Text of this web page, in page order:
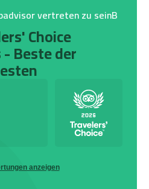
vertreten zu seinB
Choice
Beste der
anzeigen